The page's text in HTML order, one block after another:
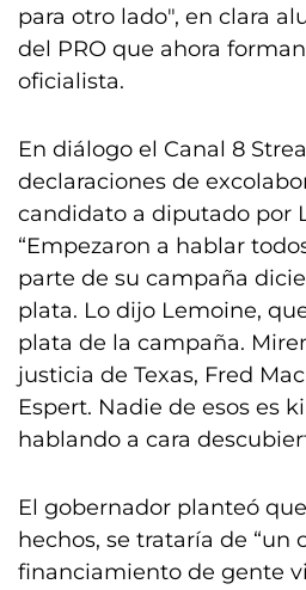
para otro lado", en clara
del PRO que ahora
oficialista.
En diálogo el Canal 8
declaraciones de
candidato a diputado por
“Empezaron a hablar
parte de su campaña
plata. Lo dijo Lemoine,
plata de la campaña.
justicia de Texas, Fred
Espert. Nadie de esos es
hablando a cara
El gobernador planteó
hechos, se trataría de “un
financiamiento de gente